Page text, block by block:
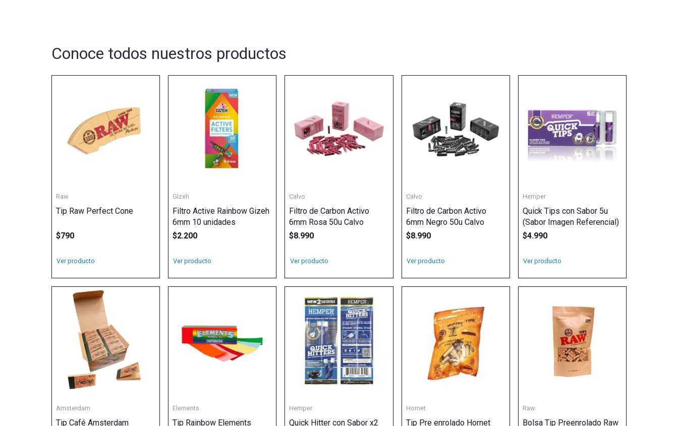
Conoce todos nuestros productos
Raw
Tip Raw Perfect Cone
$790
Ver producto
Gizeh
Filtro Active Rainbow Gizeh
6mm 10 unidades
$2.200
Ver producto
Calvo
Filtro de Carbon Activo
6mm Rosa 50u Calvo
$8.990
Ver producto
Calvo
Filtro de Carbon Activo
6mm Negro 50u Calvo
$8.990
Ver producto
Hemper
Quick Tips con Sabor 5u
(Sabor Imagen Referencial)
$4.990
Ver producto
Amsterdam
Tip Café Amsterdam
Elements
Tip Rainbow Elements
Hemper
Quick Hitter con Sabor x2
Hornet
Tip Pre enrolado Hornet
Raw
Bolsa Tip Preenrolado Raw